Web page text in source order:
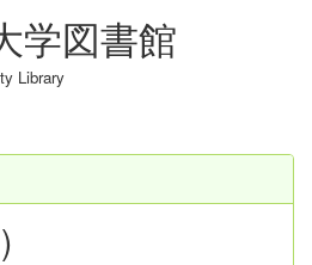
学図書館
Library